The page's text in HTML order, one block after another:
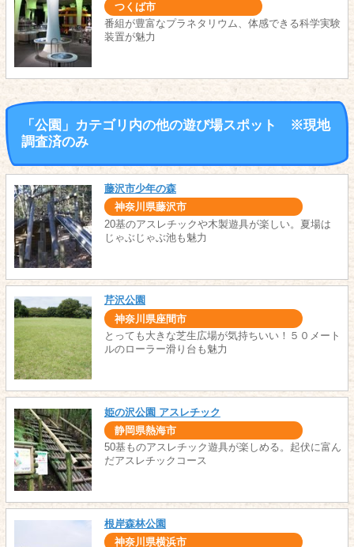
つくば市
番組が豊富なプラネタリウム、体感できる科学実験
装置が魅力
「公園」カテゴリ内の他の遊び場スポット ※現地
調査済のみ
藤沢市少年の森
神奈川県藤沢市
20基のアスレチックや木製遊具が楽しい。夏場は
じゃぶじゃぶ池も魅力
芹沢公園
神奈川県座間市
とっても大きな芝生広場が気持ちいい！５０メート
ルのローラー滑り台も魅力
姫の沢公園 アスレチック
静岡県熱海市
50基ものアスレチック遊具が楽しめる。起伏に富ん
だアスレチックコース
根岸森林公園
神奈川県横浜市